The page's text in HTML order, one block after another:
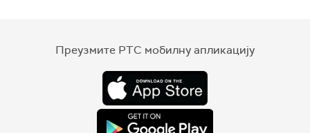
Преузмите РТС мобилну апликацију